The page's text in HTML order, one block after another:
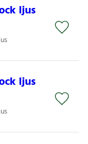
ljus
ljus